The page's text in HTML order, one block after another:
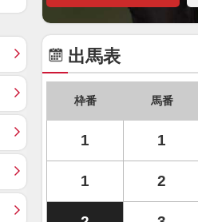
出馬表
枠番 馬番
1 1
1 2